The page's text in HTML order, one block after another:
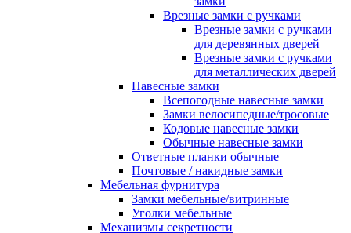
Врезные замки с ручками
Врезные замки с ручками
для деревянных дверей
Врезные замки с ручками
для металлических дверей
Навесные замки
Всепогодные навесные замки
Замки велосипедные/тросовые
Кодовые навесные замки
Обычные навесные замки
Ответные планки обычные
Почтовые / накидные замки
Мебельная фурнитура
Замки мебельные/витринные
Уголки мебельные
Механизмы секретности